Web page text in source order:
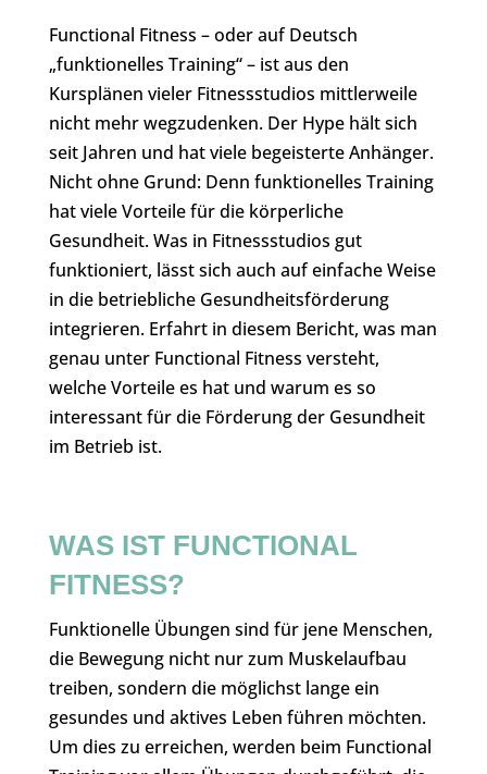
Functional Fitness – oder auf Deutsch
„funktionelles Training“ – ist aus den
Kursplänen vieler Fitnessstudios mittlerweile
nicht mehr wegzudenken. Der Hype hält sich
seit Jahren und hat viele begeisterte Anhänger.
Nicht ohne Grund: Denn funktionelles Training
hat viele Vorteile für die körperliche
Gesundheit. Was in Fitnessstudios gut
funktioniert, lässt sich auch auf einfache Weise
in die betriebliche Gesundheitsförderung
integrieren. Erfahrt in diesem Bericht, was man
genau unter Functional Fitness versteht,
welche Vorteile es hat und warum es so
interessant für die Förderung der Gesundheit
im Betrieb ist.
WAS IST FUNCTIONAL
FITNESS?
Funktionelle Übungen sind für jene Menschen,
die Bewegung nicht nur zum Muskelaufbau
treiben, sondern die möglichst lange ein
gesundes und aktives Leben führen möchten.
Um dies zu erreichen, werden beim Functional